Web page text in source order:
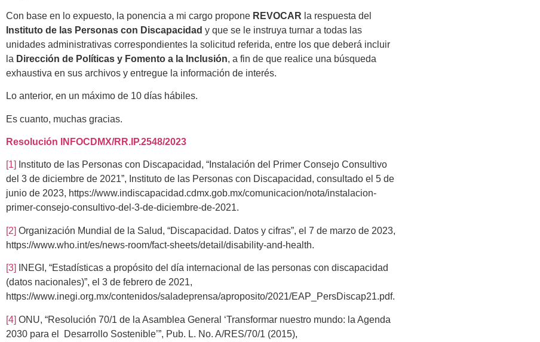
Con base en lo expuesto, la ponencia a mi cargo propone REVOCAR la respuesta del
Instituto de las Personas con Discapacidad y que se le instruya turnar a todas las
unidades administrativas correspondientes la solicitud referida, entre los que deberá incluir
la Dirección de Políticas y Fomento a la Inclusión, a fin de que realice una búsqueda
exhaustiva en sus archivos y entregue la información de interés.
Lo anterior, en un máximo de 10 días hábiles.
Es cuanto, muchas gracias.
Resolución INFOCDMX/RR.IP.2548/2023
[1]
Instituto de las Personas con Discapacidad, “Instalación del Primer Consejo Consultivo
del 3 de diciembre de 2021”, Instituto de las Personas con Discapacidad, consultado el 5 de
junio de 2023, https://www.indiscapacidad.cdmx.gob.mx/comunicacion/nota/instalacion-
primer-consejo-consultivo-del-3-de-diciembre-de-2021.
[2] Organización Mundial de la Salud, “Discapacidad. Datos y cifras”, el 7 de marzo de 2023,
https://www.who.int/es/news-room/fact-sheets/detail/disability-and-health.
[3]
INEGI, “Estadísticas a propósito del día internacional de las personas con discapacidad
(datos nacionales)”, el 3 de febrero de 2021,
https://www.inegi.org.mx/contenidos/saladeprensa/aproposito/2021/EAP_PersDiscap21.pdf.
[4] ONU, “Resolución 70/1 de la Asamblea General ‘Transformar nuestro mundo: la Agenda
2030 para el Desarrollo Sostenible’”, Pub. L. No. A/RES/70/1 (2015),